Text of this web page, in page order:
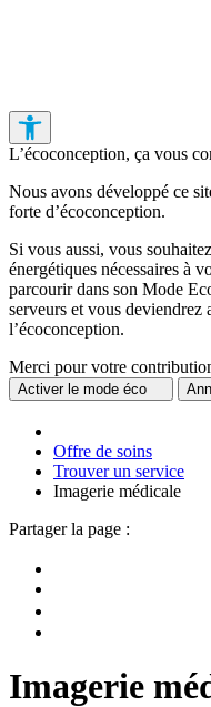
L’écoconception, ça vous
Nous avons développé ce
forte d’écoconception.
Si vous aussi, vous
énergétiques nécessaires à
parcourir dans son Mode
serveurs et vous deviendrez
l’écoconception.
Merci pour votre
Activerle mode éco
Offre de soins
Trouver un service
Imagerie médicale
Partager la page :
Imagerie